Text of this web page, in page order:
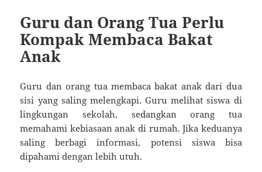
Guru dan Orang Tua Perlu
Kompak Membaca Bakat
Anak
Guru dan orang tua membaca bakat anak dari dua
sisi yang saling melengkapi. Guru melihat siswa di
lingkungan sekolah, sedangkan orang tua
memahami kebiasaan anak di rumah. Jika keduanya
saling berbagi informasi, potensi siswa bisa
dipahami dengan lebih utuh.